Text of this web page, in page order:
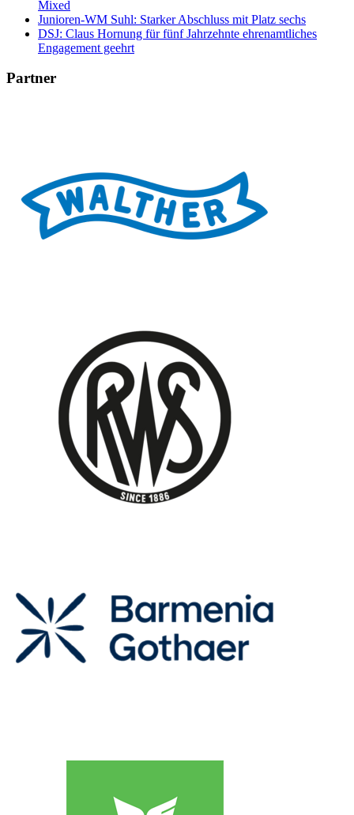
Mixed
Junioren-WM Suhl: Starker Abschluss mit Platz sechs
DSJ: Claus Hornung für fünf Jahrzehnte ehrenamtliches
Engagement geehrt
Partner